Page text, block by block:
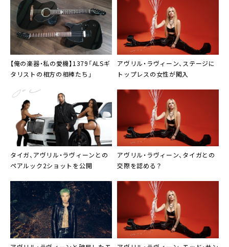
【俺の楽器・私の愛機】1379「ALSギ
タリストの相方の相棒たち」
アヴリル・ラヴィーン、ステージに
トップレスの女性が闖入
タイガ、アヴリル・ラヴィーンとの
ペアルック2ショットを公開
アヴリル・ラヴィーン、タイガとの
交際を認める？